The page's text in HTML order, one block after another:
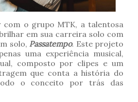
com o grupo MTK, a talentosa
em sua carreira solo com
solo, Passatempo. Este projeto
uma experiência musical,
composto por clipes e um
que conta a história do
o conceito por trás das